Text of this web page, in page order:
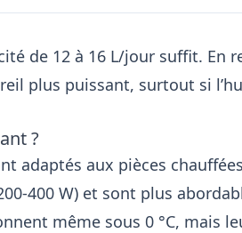
de 12 à 16 L/jour suffit. En
plus puissant, surtout si
?
adaptés aux pièces chauffées
400 W) et sont plus
même sous 0 °C, mais